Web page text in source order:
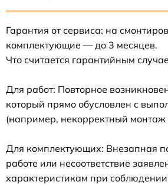
Гарантия от сервиса: на
комплектующие — до 3 месяцев.
Что считается гарантийным
Для работ: Повторное
который прямо обусловлен с
(например, некорректный монтаж
Для комплектующих: Внезапная
работе или несоответствие
характеристикам при